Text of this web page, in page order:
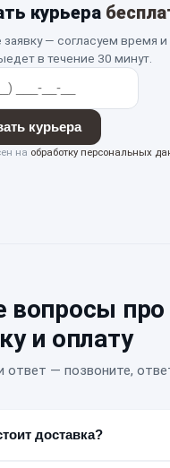
курьера
заявку — согласуем время и
в течение 30 минут.
курьера
на обработку персональных
вопросы про
и оплату
ответ — позвоните,
доставка?